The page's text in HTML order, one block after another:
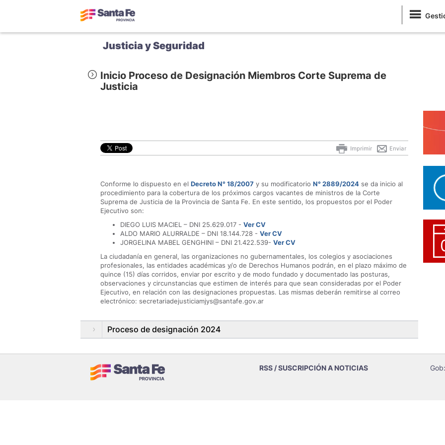
Justicia y Seguridad
Inicio Proceso de Designación Miembros Corte Suprema de
Justicia
Enviar
Imprimir
Conforme lo dispuesto en el Decreto N° 18/2007 y su modificatorio N° 2889/2024 se da inicio al
procedimiento para la cobertura de los próximos cargos vacantes de ministros de la Corte
Suprema de Justicia de la Provincia de Santa Fe. En este sentido, los propuestos por el Poder
Ejecutivo son:
DIEGO LUIS MACIEL – DNI 25.629.017 - Ver CV
ALDO MARIO ALURRALDE – DNI 18.144.728 - Ver CV
JORGELINA MABEL GENGHINI – DNI 21.422.539- Ver CV
La ciudadanía en general, las organizaciones no gubernamentales, los colegios y asociaciones
profesionales, las entidades académicas y/o de Derechos Humanos podrán, en el plazo máximo de
quince (15) días corridos, enviar por escrito y de modo fundado y documentado las posturas,
observaciones y circunstancias que estimen de interés para que sean consideradas por el Poder
Ejecutivo, en relación con las designaciones propuestas. Las mismas deberán remitirse al correo
electrónico: secretariadejusticiamjys@santafe.gov.ar
Proceso de designación 2024
RSS / SUSCRIPCIÓN A NOTICIAS